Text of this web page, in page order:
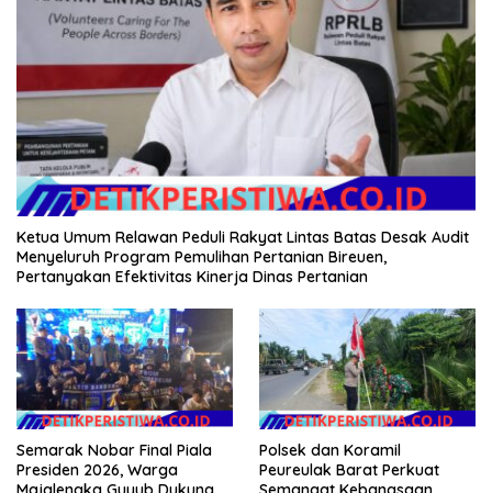
Ketua Umum Relawan Peduli Rakyat Lintas Batas Desak Audit
Menyeluruh Program Pemulihan Pertanian Bireuen,
Pertanyakan Efektivitas Kinerja Dinas Pertanian
Semarak Nobar Final Piala
Presiden 2026, Warga
Polsek dan Koramil
Peureulak Barat Perkuat